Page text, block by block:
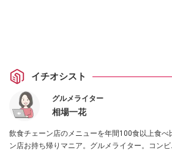
イチオシスト
グルメライター
相場一花
飲食チェーン店のメニューを年間100食以上食べ
ン店お持ち帰りマニア。グルメライター。コン